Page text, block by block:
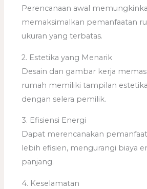
Perencanaan awal
memaksimalkan pemanfaatan
ukuran yang terbatas.
2. Estetika yang Menarik
Desain dan gambar kerja
rumah memiliki tampilan
dengan selera pemilik.
3. Efisiensi Energi
Dapat merencanakan
lebih efisien, mengurangi biaya
panjang.
4. Keselamatan